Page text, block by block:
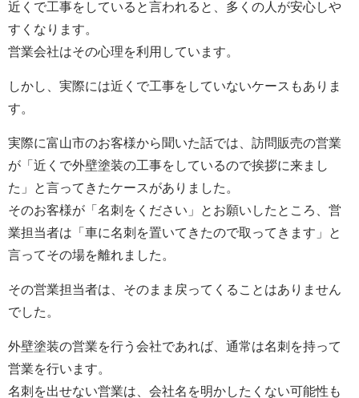
近くで工事をしていると言われると、多くの人が安心しや
すくなります。
営業会社はその心理を利用しています。
しかし、実際には近くで工事をしていないケースもありま
す。
実際に富山市のお客様から聞いた話では、訪問販売の営業
が「近くで外壁塗装の工事をしているので挨拶に来まし
た」と言ってきたケースがありました。
そのお客様が「名刺をください」とお願いしたところ、営
業担当者は「車に名刺を置いてきたので取ってきます」と
言ってその場を離れました。
その営業担当者は、そのまま戻ってくることはありません
でした。
外壁塗装の営業を行う会社であれば、通常は名刺を持って
営業を行います。
名刺を出せない営業は、会社名を明かしたくない可能性も